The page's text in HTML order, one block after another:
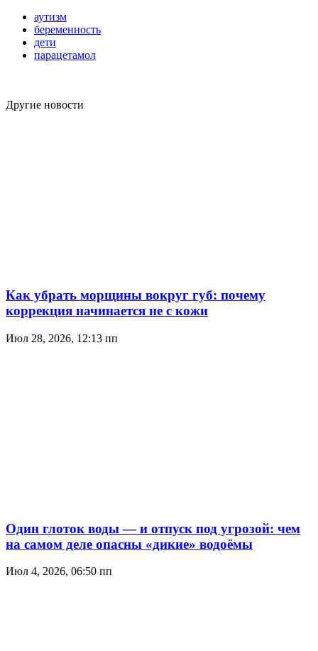
аутизм
беременность
дети
парацетамол
Другие новости
Как убрать морщины вокруг губ: почему
коррекция начинается не с кожи
Июл 28, 2026, 12:13 пп
Один глоток воды — и отпуск под угрозой: чем
на самом деле опасны «дикие» водоёмы
Июл 4, 2026, 06:50 пп